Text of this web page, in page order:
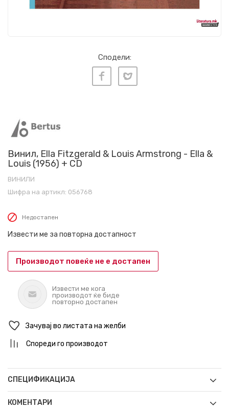
Сподели:
Винил, Ella Fitzgerald & Louis Armstrong - Ella &
Louis (1956) + CD
ВИНИЛИ
Шифра на артикл: 056768
Недостапен
Извести ме за повторна достапност
Производот повеќе не е достапен
Извести ме кога
производот ќе биде
повторно достапен
Зачувај во листата на желби
Спореди го производот
СПЕЦИФИКАЦИЈА
КОМЕНТАРИ